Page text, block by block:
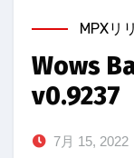
MPXリ
Wows
v0.9237
7月 15, 2022